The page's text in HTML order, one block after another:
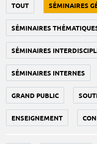
TOUT SÉMINAIRES
SÉMINAIRES
SÉMINAIRES
SÉMINAIRES INTERNES
GRAND PUBLIC
ENSEIGNEMENT